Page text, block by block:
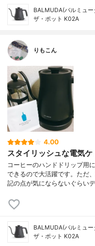
BALMUDA(バルミュー
ザ・ポット K02A
りもこん
4.00
スタイリッシュな電気ケ
コーヒーのハンドドリップ用
できるので大活躍です。ただ
記の点が気にならないぐらい
BALMUDA(バルミュー
ザ・ポット K02A